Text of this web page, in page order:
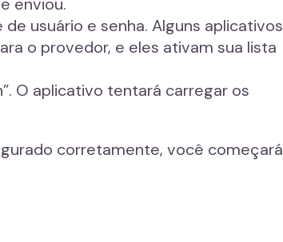
usuário e senha. Alguns aplicativos
o provedor, e eles ativam sua lista
O aplicativo tentará carregar os
corretamente, você começará